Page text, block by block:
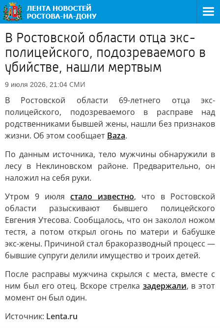
В Ростовской области отца экс-
полицейского, подозреваемого в
убийстве, нашли мертвым
9 июля 2026, 21:04 СМИ
В Ростовской области 69-летнего отца экс-
полицейского, подозреваемого в расправе над
родственниками бывшей жены, нашли без признаков
жизни. Об этом сообщает Baza.
По данным источника, тело мужчины обнаружили в
лесу в Неклиновском районе. Предварительно, он
наложил на себя руки.
Утром 9 июля стало известно, что в Ростовской
области разыскивают бывшего полицейского
Евгения Утесова. Сообщалось, что он заколол ножом
тестя, а потом открыл огонь по матери и бабушке
экс-жены. Причиной стал бракоразводный процесс —
бывшие супруги делили имущество и троих детей.
После расправы мужчина скрылся с места, вместе с
ним был его отец. Вскоре стрелка задержали, в этот
момент он был один.
Источник: Lenta.ru